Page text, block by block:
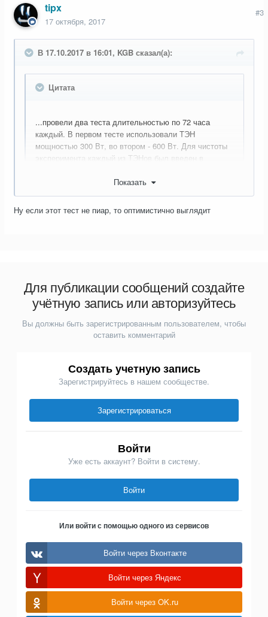
Израсходовано эл.энергии за 72 часа, кВт⋅ч
Среднее потребление эл.энергии в час, Вт
tipx
17 октября, 2017
#3
В 17.10.2017 в 16:01, KGB сказал(а):
Цитата
...провели два теста длительностью по 72 часа
каждый. В первом тесте использовали ТЭН
мощностью 300 Вт, во втором - 600 Вт. Для чистоты
эксперимента каждый из ТЭНов был введен в
устройства на протяжении всего времени
беспрерывно работали в режиме "3", т.е.
уровне 45°С. Напряжение в сети - 230 В, счетчик
эксперимента, кВт⋅ч
9,6
Данные счетчика в конце эксперимента,
9,6
16,5
Продолжительность эксперимента, ч.
72
72
Израсходовано эл.энергии за 72 часа,
Среднее потребление эл.энергии в час,
133
Показать
Показать
Ну если этот тест не пиар, то оптимистично выглядит
Для публикации сообщений создайте
учётную запись или авторизуйтесь
Вы должны быть зарегистрированным пользователем, чтобы
оставить комментарий
Создать учетную запись
Зарегистрируйтесь в нашем сообществе.
Зарегистрироваться
Войти
Уже есть аккаунт? Войти в систему.
Войти
Или войти с помощью одного из сервисов
Войти через Вконтакте
Войти через Яндекс
Войти через OK.ru